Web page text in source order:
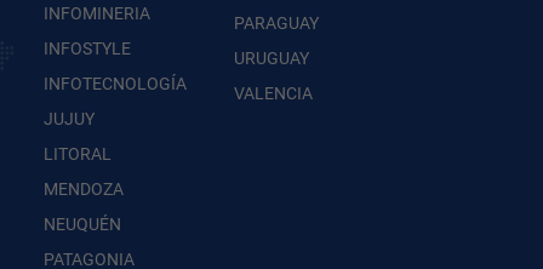
INFOMINERIA
INFOSTYLE
INFOTECNOLOGÍA
JUJUY
LITORAL
MENDOZA
NEUQUÉN
PATAGONIA
PARAGUAY
URUGUAY
VALENCIA